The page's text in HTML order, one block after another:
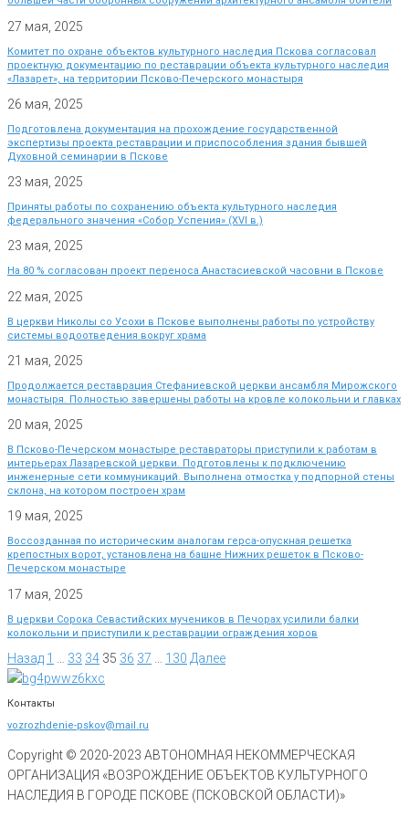
27 мая, 2025
Комитет по охране объектов культурного наследия Пскова согласовал
проектную документацию по реставрации объекта культурного наследия
«Лазарет», на территории Псково-Печерского монастыря
26 мая, 2025
Подготовлена документация на прохождение государственной
экспертизы проекта реставрации и приспособления здания бывшей
Духовной семинарии в Пскове
23 мая, 2025
Приняты работы по сохранению объекта культурного наследия
федерального значения «Собор Успения» (XVI в.)
23 мая, 2025
На 80 % согласован проект переноса Анастасиевской часовни в Пскове
22 мая, 2025
В церкви Николы со Усохи в Пскове выполнены работы по устройству
системы водоотведения вокруг храма
21 мая, 2025
Продолжается реставрация Стефаниевской церкви ансамбля Мирожского
монастыря. Полностью завершены работы на кровле колокольни и главках
20 мая, 2025
В Псково-Печерском монастыре реставраторы приступили к работам в
интерьерах Лазаревской церкви. Подготовлены к подключению
инженерные сети коммуникаций. Выполнена отмостка у подпорной стены
склона, на котором построен храм
19 мая, 2025
Воссозданная по историческим аналогам герса-опускная решетка
крепостных ворот, установлена на башне Нижних решеток в Псково-
Печерском монастыре
17 мая, 2025
В церкви Сорока Севастийских мучеников в Печорах усилили балки
колокольни и приступили к реставрации ограждения хоров
Назад 1 33 34 35 36 37 130 Далее
Контакты
vozrozhdenie-pskov@mail.ru
Copyright © 2020-2023 АВТОНОМНАЯ НЕКОММЕРЧЕСКАЯ
ОРГАНИЗАЦИЯ «ВОЗРОЖДЕНИЕ ОБЪЕКТОВ КУЛЬТУРНОГО
НАСЛЕДИЯ В ГОРОДЕ ПСКОВЕ (ПСКОВСКОЙ ОБЛАСТИ)»